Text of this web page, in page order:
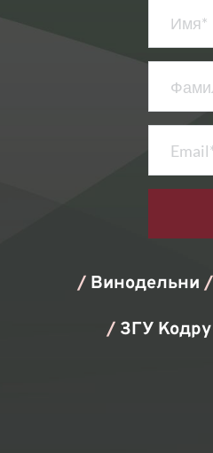
/ Винодельни /
/ ЗГУ Кодру